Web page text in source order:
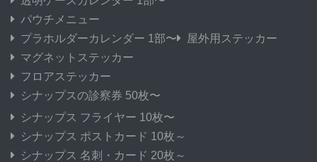
パウチメニュー
プラホルダーカレンダー 1部〜
屋外用ステッカー
マグネットステッカー
フロアステッカー
シナップスの診察券 50枚〜
シナップス フライヤー 10枚〜
シナップス ポストカード 10枚～
シナップス 名刺・カード 20枚～